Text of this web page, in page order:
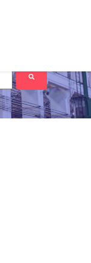
una función de
campo de